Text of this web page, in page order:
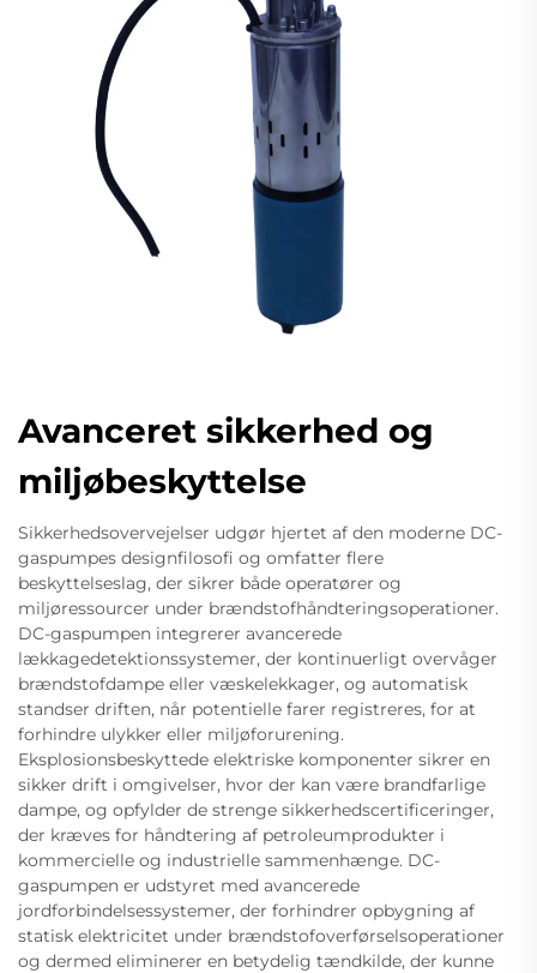
Avanceret sikkerhed og
miljøbeskyttelse
Sikkerhedsovervejelser udgør hjertet af den moderne DC-
gaspumpes designfilosofi og omfatter flere
beskyttelseslag, der sikrer både operatører og
miljøressourcer under brændstofhåndteringsoperationer.
DC-gaspumpen integrerer avancerede
lækkagedetektionssystemer, der kontinuerligt overvåger
brændstofdampe eller væskelekkager, og automatisk
standser driften, når potentielle farer registreres, for at
forhindre ulykker eller miljøforurening.
Eksplosionsbeskyttede elektriske komponenter sikrer en
sikker drift i omgivelser, hvor der kan være brandfarlige
dampe, og opfylder de strenge sikkerhedscertificeringer,
der kræves for håndtering af petroleumprodukter i
kommercielle og industrielle sammenhænge. DC-
gaspumpen er udstyret med avancerede
jordforbindelsessystemer, der forhindrer opbygning af
statisk elektricitet under brændstofoverførselsoperationer
og dermed eliminerer en betydelig tændkilde, der kunne